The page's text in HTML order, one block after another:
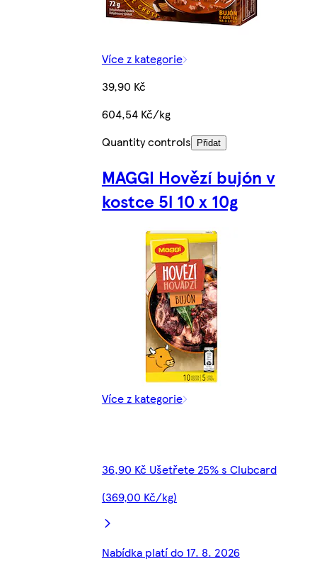
Více z kategorie
39,90 Kč
604,54 Kč/kg
Quantity controls
Přidat
MAGGI Hovězí bujón v
kostce 5l 10 x 10g
Více z kategorie
36,90 Kč Ušetřete 25% s Clubcard
(369,00 Kč/kg)
Nabídka platí do 17. 8. 2026